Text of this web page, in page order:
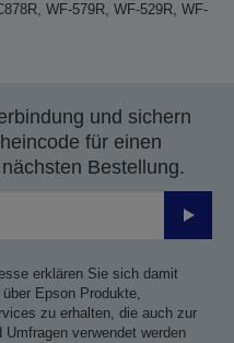
WF-579R, WF-529R, WF-
und sichern
für einen
Bestellung.
erklären Sie sich damit
Epson Produkte,
zu erhalten, die auch zur
verwendet werden